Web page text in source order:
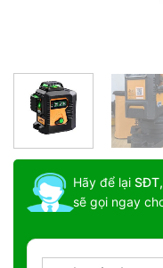
Hãy để lại
sẽ gọi ngay